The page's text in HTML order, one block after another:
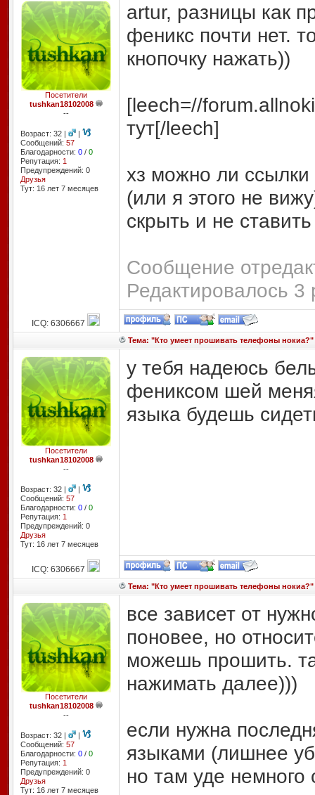
Посетители
tushkan18102008
--
Возраст: 32 |
|
Сообщений: 57
Благодарности: 0/ 0
Репутация: 1
Предупреждений: 0
Друзья
Тут: 16 лет 7 месяцев
artur, разницы как
феникс почти нет.
кнопочку нажать))
[leech=//
тут[/leech]
хз можно ли ссылки
(или я этого не
скрыть и не
Сообщение
Редактировалось 3
ICQ: 6306667
Тема: "Кто умеет прошивать телефоны нокиа?"
Посетители
tushkan18102008
--
Возраст: 32 |
|
Сообщений: 57
Благодарности: 0/ 0
Репутация: 1
Предупреждений: 0
Друзья
Тут: 16 лет 7 месяцев
у тебя надеюсь
фениксом шей
языка будешь
ICQ: 6306667
Тема: "Кто умеет прошивать телефоны нокиа?"
Посетители
tushkan18102008
--
Возраст: 32 |
|
Сообщений: 57
Благодарности: 0/ 0
Репутация: 1
Предупреждений: 0
Друзья
Тут: 16 лет 7 месяцев
все зависет от
поновее, но
можешь прошить.
нажимать далее)))
если нужна
языками (лишнее
но там уде немного